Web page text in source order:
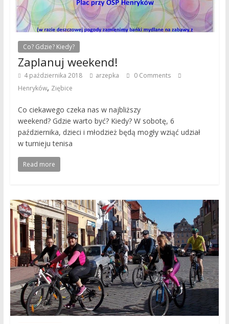
Co? Gdzie? Kiedy?
Zaplanuj weekend!
4 października 2018 arzepka
0 Comments
Henryków, Ziębice
Co ciekawego czeka nas w najbliższy
weekend? Gdzie warto być? Kiedy? W sobotę, 6
października, dzieci i młodzież będą mogły wziąć udział
w turnieju tenisa
Read more